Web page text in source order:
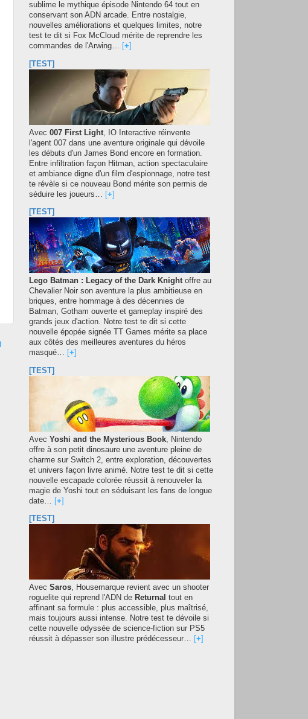
sublime le mythique épisode Nintendo 64 tout en
conservant son ADN arcade. Entre nostalgie,
nouvelles améliorations et quelques limites, notre
test te dit si Fox McCloud mérite de reprendre les
commandes de l'Arwing…
+
[TEST]
Avec 007 First Light , IO Interactive réinvente
l'agent 007 dans une aventure originale qui dévoile
les débuts d'un James Bond encore en formation.
Entre infiltration façon Hitman, action spectaculaire
et ambiance digne d'un film d'espionnage, notre test
te révèle si ce nouveau Bond mérite son permis de
séduire les joueurs…
[+]
[TEST]
Lego Batman : Legacy of the Dark Knightoffre au
Chevalier Noir son aventure la plus ambitieuse en
briques, entre hommage à des décennies de
Batman, Gotham ouverte et gameplay inspiré des
grands jeux d'action. Notre test te dit si cette
nouvelle épopée signée TT Games mérite sa place
aux côtés des meilleures aventures du héros
masqué…
+
[TEST]
Avec Yoshi and the Mysterious Book, Nintendo
offre à son petit dinosaure une aventure pleine de
charme sur Switch 2, entre exploration, découvertes
et univers façon livre animé. Notre test te dit si cette
nouvelle escapade colorée réussit à renouveler la
magie de Yoshi tout en séduisant les fans de longue
date… [+]
[TEST]
Avec Saros, Housemarque revient avec un shooter
roguelite qui reprend l'ADN de Returnal tout en
affinant sa formule : plus accessible, plus maîtrisé,
mais toujours aussi intense. Notre test te dévoile si
cette nouvelle odyssée de science-fiction sur PS5
réussit à dépasser son illustre prédécesseur…
+